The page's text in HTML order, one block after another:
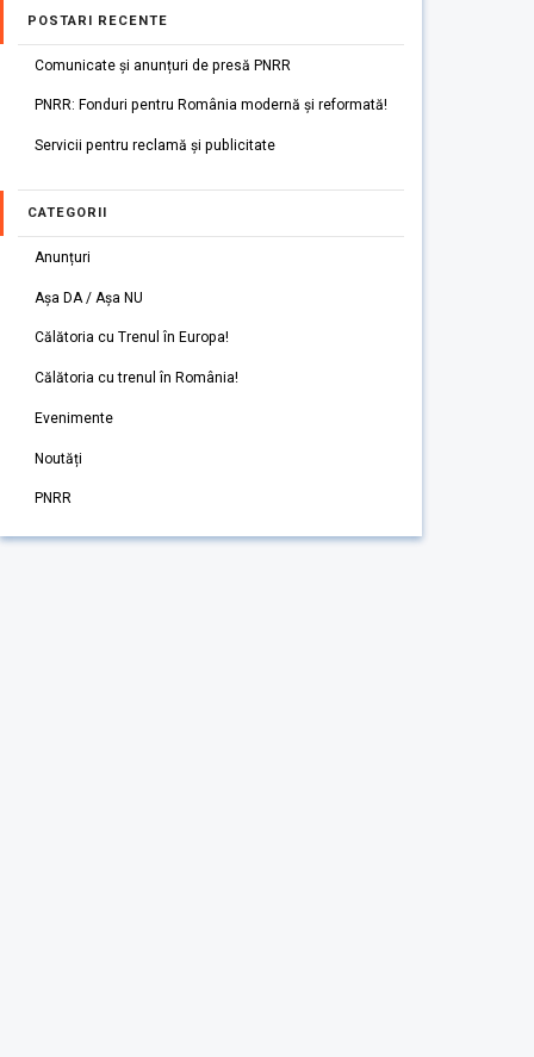
POSTARI RECENTE
Comunicate și anunțuri de presă PNRR
PNRR: Fonduri pentru România modernă și reformată!
Servicii pentru reclamă și publicitate
CATEGORII
Anunțuri
Așa DA / Așa NU
Călătoria cu Trenul în Europa!
Călătoria cu trenul în România!
Evenimente
Noutăți
PNRR